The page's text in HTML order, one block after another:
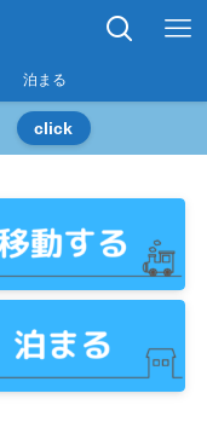
泊まる
click